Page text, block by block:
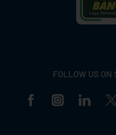
FOLLOW US ON